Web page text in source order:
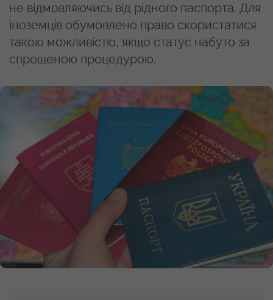
не відмовляючись від рідного паспорта. Для
іноземців обумовлено право скористатися
такою можливістю, якщо статус набуто за
спрощеною процедурою.